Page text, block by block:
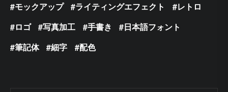
モックアップ
ライティングエフェクト
レトロ
ロゴ
写真加工 手書き
日本語フォント
筆記体
細字 配色